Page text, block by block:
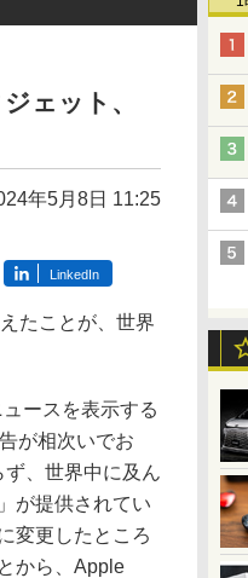
ェット、
年5月8日 11:25
LinkedIn
たことが、世界
ースを表示する
が相次いでお
、世界中に及ん
が提供されてい
変更したところ
から、Apple